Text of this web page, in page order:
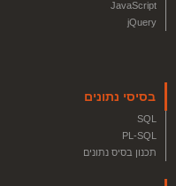
JavaScript
jQuery
בסיסי נתונים
SQL
PL-SQL
תכנון בסיס נתונים